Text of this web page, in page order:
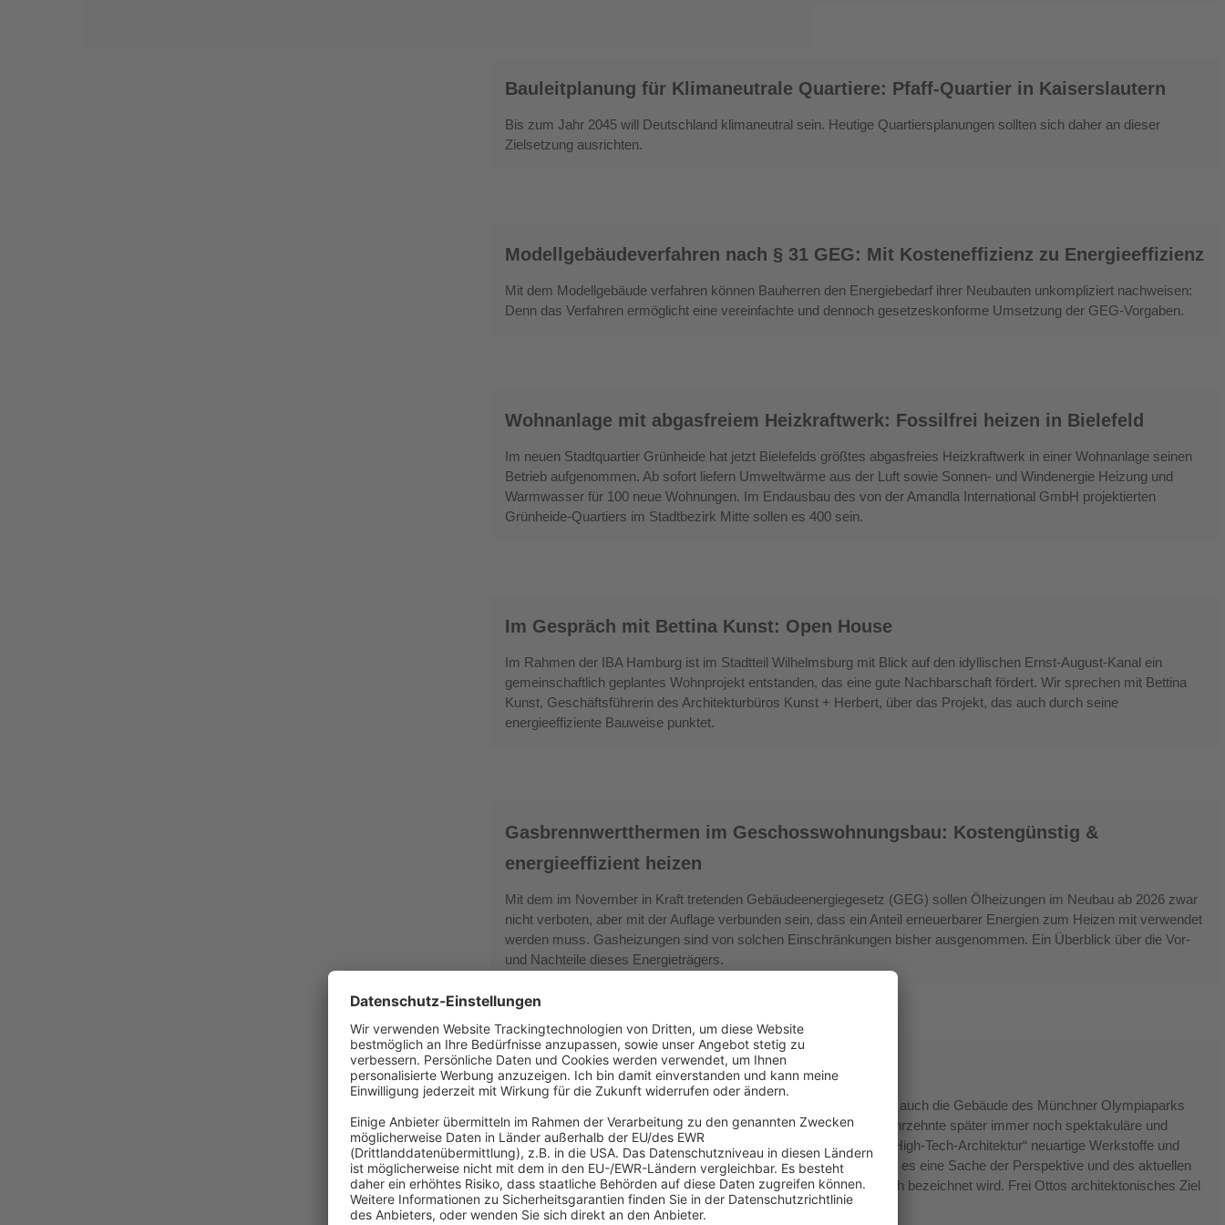
für
Klimaneutrale
Quartiere:
Bauleitplanung für Klimaneutrale Quartiere: Pfaff-Quartier in Kaiserslautern
Bis zum Jahr 2045 will Deutschland klimaneutral sein. Heutige Quartiersplanungen sollten sich daher an dieser
Zielsetzung ausrichten.
nach
31
Energieeffizienz
Modellgebäudeverfahren nach § 31 GEG: Mit Kosteneffizienz zu Energieeffizienz
Mit dem Modellgebäude verfahren können Bauherren den Energiebedarf ihrer Neubauten unkompliziert nachweisen:
Denn das Verfahren ermöglicht eine vereinfachte und dennoch gesetzeskonforme Umsetzung der GEG-Vorgaben.
mit
abgasfreiem
Heizkraftwerk:
Fossilfrei
heizen
Wohnanlage mit abgasfreiem Heizkraftwerk: Fossilfrei heizen in Bielefeld
Im neuen Stadtquartier Grünheide hat jetzt Bielefelds größtes abgasfreies Heizkraftwerk in einer Wohnanlage seinen
Betrieb aufgenommen. Ab sofort liefern Umweltwärme aus der Luft sowie Sonnen- und Windenergie Heizung und
Warmwasser für 100 neue Wohnungen. Im Endausbau des von der Amandla International GmbH projektierten
Grünheide-Quartiers im Stadtbezirk Mitte sollen es 400 sein.
Gespräch
mit
Bettina
Kunst:
Open
Im Gespräch mit Bettina Kunst: Open House
Im Rahmen der IBA Hamburg ist im Stadtteil Wilhelmsburg mit Blick auf den idyllischen Ernst-August-Kanal ein
gemeinschaftlich geplantes Wohnprojekt entstanden, das eine gute Nachbarschaft fördert. Wir sprechen mit Bettina
Kunst, Geschäftsführerin des Architekturbüros Kunst + Herbert, über das Projekt, das auch durch seine
energieeffiziente Bauweise punktet.
im
Geschosswohnungsbau:
energieeffizient
heizen
Gasbrennwertthermen im Geschosswohnungsbau: Kostengünstig &
energieeffizient heizen
Mit dem im November in Kraft tretenden Gebäudeenergiegesetz (GEG) sollen Ölheizungen im Neubau ab 2026 zwar
nicht verboten, aber mit der Auflage verbunden sein, dass ein Anteil erneuerbarer Energien zum Heizen mit verwendet
werden muss. Gasheizungen sind von solchen Einschränkungen bisher ausgenommen. Ein Überblick über die Vor-
und Nachteile dieses Energieträgers.
Eine
Sache
der
Perspektive
(Ausgabe
5.2019)
Eine Sache der Perspektive (Ausgabe 5.2019)
Das Centre Pompidou von Renzo Piano und Richard Rogers oder auch die Gebäude des Münchner Olympiaparks
mit ihren revolutionären Dachkonstruktionen von Frei Otto sind Jahrzehnte später immer noch spektakuläre und
herausragende Bauten. Auch heute verwenden die Gebäude der „High-Tech-Architektur“ neuartige Werkstoffe und
zeichnen sich durch zukunftsorientiertes Design aus. Und doch ist es eine Sache der Perspektive und des aktuellen
Entwicklungsstands, was High-Tech ist oder vielleicht als Low-Tech bezeichnet wird. Frei Ottos architektonisches Ziel
und Ideal war das Bauen mit einem…